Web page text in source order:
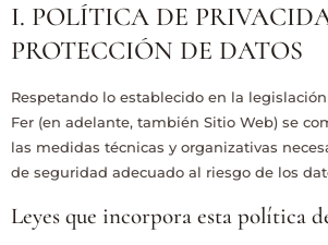
I. POLÍTICA DE
PROTECCIÓN DE DATOS
Respetando lo establecido en la
Fer (en adelante, también Sitio Web) se
las medidas técnicas y organizativas
de seguridad adecuado al riesgo de los
Leyes que incorpora esta política